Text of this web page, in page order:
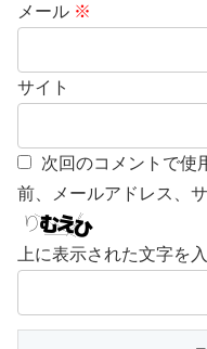
メール ※
サイト
次回のコメントで使
前、メールアドレス、
上に表示された文字を